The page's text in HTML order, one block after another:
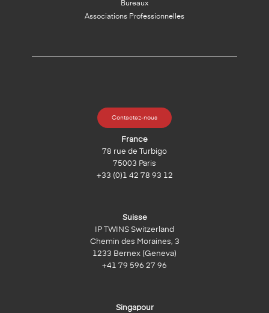
Bureaux
Associations Professionnelles
Contactez-nous
France
78 rue de Turbigo
75003 Paris
+33 (0)1 42 78 93 12
Suisse
IP TWINS Switzerland
Chemin des Moraines, 3
1233 Bernex (Geneva)
+41 79 596 27 96
Singapour